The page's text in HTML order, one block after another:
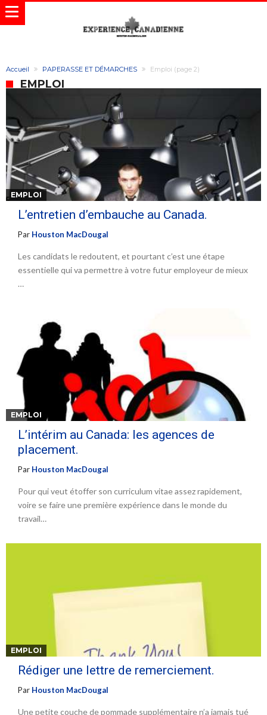
Accueil PAPERASSE ET DÉMARCHES Emploi (page 2)
EMPLOI
EMPLOI
L’entretien d’embauche au Canada.
Par Houston MacDougal
Les candidats le redoutent, et pourtant c’est une étape
essentielle qui va permettre à votre futur employeur de mieux
…
EMPLOI
L’intérim au Canada: les agences de
placement.
Par Houston MacDougal
Pour qui veut étoffer son curriculum vitae assez rapidement,
voire se faire une première expérience dans le monde du
travail…
EMPLOI
Rédiger une lettre de remerciement.
Par Houston MacDougal
Une petite couche de pommade supplémentaire n’a jamais tué